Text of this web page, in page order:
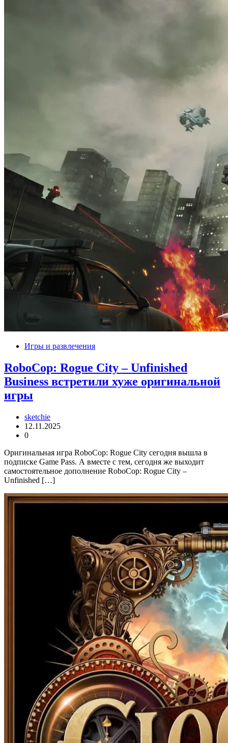
Игры и развлечения
RoboCop: Rogue City – Unfinished
Business встретили хуже оригинальной
игры
sketchie
12.11.2025
0
Оригинальная игра RoboCop: Rogue City сегодня вышла в
подписке Game Pass. А вместе с тем, сегодня же выходит
самостоятельное дополнение RoboCop: Rogue City –
Unfinished […]